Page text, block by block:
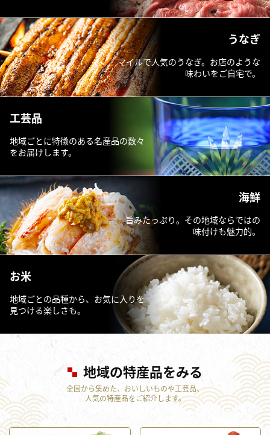
うなぎ
マイルで人気のうなぎ。お店のような
味わいをご自宅で。
工芸品
地域ごとに特徴のある名産品の数々
をお届けします。
海鮮
旨みたっぷり。その地域ならではの
味付けも魅力的。
お米
地域ごとの品種から、お気に入りを
見つける楽しさも。
地域の特産品をみる
全国から集めた、おいしいものや工芸品、
人気の特産品をご紹介します。